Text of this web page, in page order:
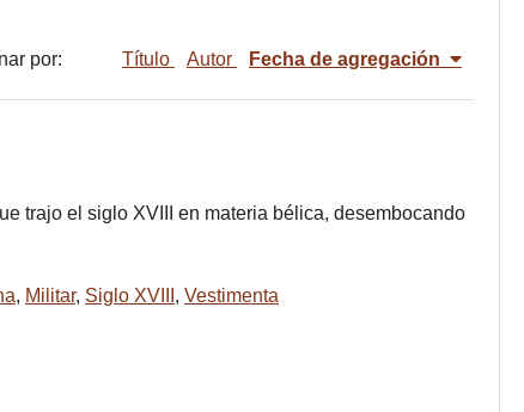
por: Título Autor Fecha de agregación
trajo el siglo XVIII en materia bélica, desembocando
, Militar, Siglo XVIII , Vestimenta